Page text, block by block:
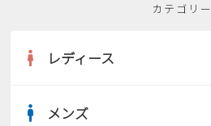
カテゴリー
レディース
メンズ